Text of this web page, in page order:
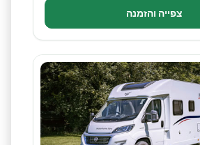
צפייה והזמנה